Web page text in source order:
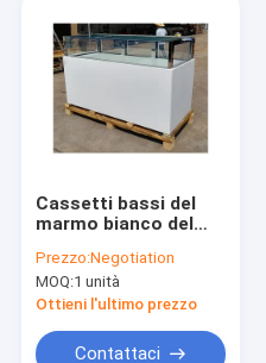
Cassetti bassi del
marmo bianco del
cassetto del
cioccolato del
portello scorrevole
Prezzo:Negotiation
MOQ:1 unità
Ottieni l'ultimo prezzo
Contattaci